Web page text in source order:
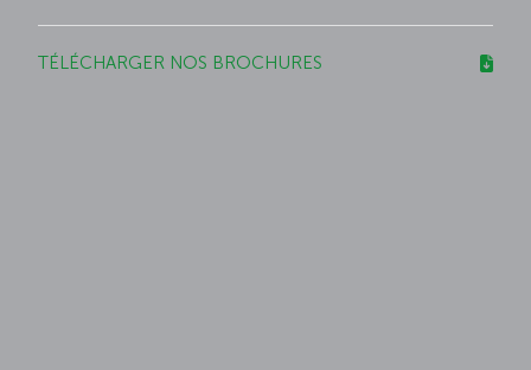
TÉLÉCHARGER NOS BROCHURES